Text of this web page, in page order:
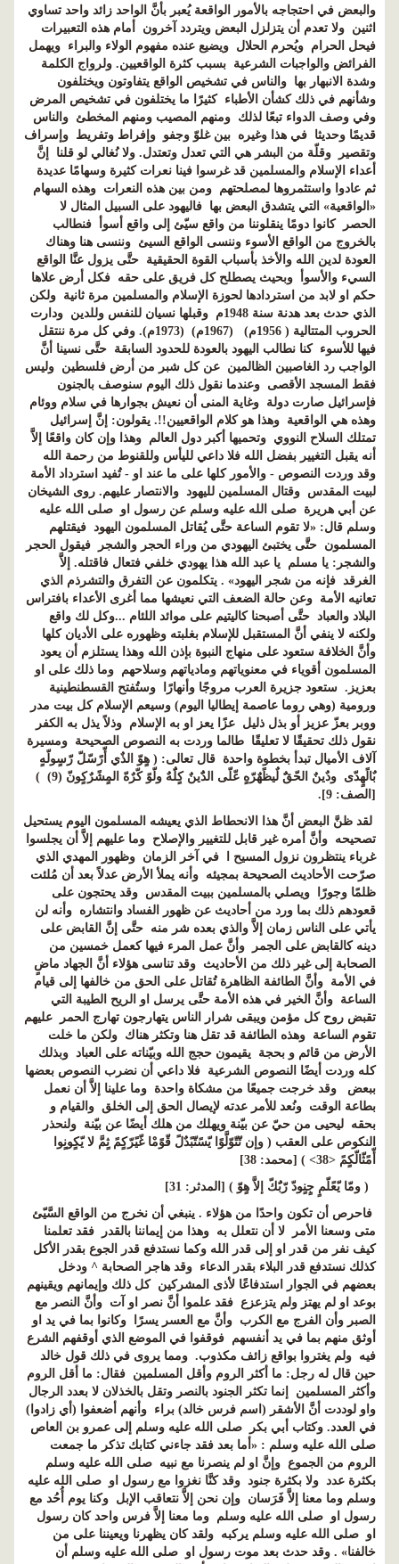
والبعض في احتجاجه بالأمور الواقعة يُعبر بأنَّ الواحد زائد واحد تساوي
اثنين ولا تعدم أن يتزلزل البعض ويتردد آخرون أمام هذه التعبيرات
فيحل الحرام ويُحرم الحلال ويضيع عنده مفهوم الولاء والبراء ويهمل
الفرائض والواجبات الشرعية بسبب كثرة الواقعيين. ولرواج الكلمة
وشدة الانبهار بها والناس في تشخيص الواقع يتفاوتون ويختلفون
وشأنهم في ذلك كشأن الأطباء كثيرًا ما يختلفون في تشخيص المرض
وفي وصف الدواء تبعًا لذلك ومنهم المصيب ومنهم المخطئ والناس
قديمًا وحديثا في هذا وغيره بين غلوّ وجفو وإفراط وتفريط وإسراف
وتقصير وقلّة من البشر هي التي تعدل وتعتدل. ولا نُغالي لو قلنا إنَّ
أعداء الإسلام والمسلمين قد غرسوا فينا نعرات كثيرة وسهامًا عديدة
ثم عادوا واستثمروها لمصلحتهم ومن بين هذه النعرات وهذه السهام
«الواقعية» التي يتشدق البعض بها فاليهود على السبيل المثال لا
الحصر كانوا دومًا ينقلوننا من واقع سيّئ إلى واقع أسوأ فنطالب
بالخروج من الواقع الأسوء وننسى الواقع السيئ وننسى هنا وهناك
العودة لدين الله والأخذ بأسباب القوة الحقيقية حتَّى يزول عنَّا الواقع
السيء والأسوأ وبحيث يصطلح كل فريق على حقه فكل أرض علاها
حكم او لابد من استردادها لحوزة الإسلام والمسلمين مرة ثانية ولكن
الذي حدث بعد هدنة سنة 1948م وقبلها نسيان للنفس وللدين ودارت
الحروب المتتالية ( 1956م) (1967م) (1973م). وفي كل مرة ننتقل
فيها للأسوء كنا نطالب اليهود بالعودة للحدود السابقة حتَّى نسينا أنَّ
الواجب رد الغاصبين الظالمين عن كل شبر من أرض فلسطين وليس
فقط المسجد الأقصى وعندما نقول ذلك اليوم سنوصف بالجنون
فإسرائيل صارت دولة وغاية المنى أن نعيش بجوارها في سلام ووئام
وهذه هي الواقعية وهذا هو كلام الواقعيين!!. يقولون: إنَّ إسرائيل
تمتلك السلاح النووي وتحميها أكبر دول العالم وهذا وإن كان واقعًا إلاَّ
أنه يقبل التغيير بفضل الله فلا داعي لليأس وللقنوط من رحمة الله
وقد وردت النصوص - والأمور كلها على ما عند او - تُفيد استرداد الأمة
لبيت المقدس وقتال المسلمين لليهود والانتصار عليهم. روى الشيخان
عن أبي هريرة صلى الله عليه وسلم عن رسول او صلى الله عليه
وسلم قال: «لا تقوم الساعة حتَّى يُقاتل المسلمون اليهود فيقتلهم
المسلمون حتَّى يختبئ اليهودي من وراء الحجر والشجر فيقول الحجر
والشجر: يا مسلم يا عبد الله هذا يهودي خلفي فتعال فاقتله. إلاَّ
الغرقد فإنه من شجر اليهود» . يتكلمون عن التفرق والتشرذم الذي
تعانيه الأمة وعن حالة الضعف التي نعيشها مما أغرى الأعداء بافتراس
البلاد والعباد حتَّى أصبحنا كاليتيم على موائد اللئام ...وكل لك واقع
ولكنه لا ينفي أنَّ المستقبل للإسلام بغلبته وظهوره على الأديان كلها
وأنَّ الخلافة ستعود على منهاج النبوة بإذن الله وهذا يستلزم أن يعود
المسلمون أقوياء في معنوياتهم ومادياتهم وسلاحهم وما ذلك على او
بعزيز. ستعود جزيرة العرب مروجًا وأنهارًا وستُفتح القسطنطينية
ورومية (وهي روما عاصمة إيطاليا اليوم) وسيعم الإسلام كل بيت مدر
ووبر بعزّ عزيز أو بذل ذليل عزًا يعز او به الإسلام وذلاً يذل به الكفر
نقول ذلك تحقيقًا لا تعليقًا طالما وردت به النصوص الصحيحة ومسيرة
آلاف الأميال تبدأ بخطوة واحدة قال تعالى: ( هٍوّ الذٌي أّرًسّلّ رّسٍولّهٍ
بٌالًهٍدّى ودٌينٌ الحّقٌَ لٌيظًهٌرّهٍ عّلّى الدٌَينٌ كٍلٌَهٌ ولّوً كّرٌهّ المٍشًرٌكٍونّ (9) )
[الصف: 9].
لقد ظنَّ البعض أنَّ هذا الانحطاط الذي يعيشه المسلمون اليوم يستحيل
تصحيحه وأنَّ أمره غير قابل للتغيير والإصلاح وما عليهم إلاَّ أن يجلسوا
غرباء ينتظرون نزول المسيح ا في آخر الزمان وظهور المهدي الذي
صرّحت الأحاديث الصحيحة بمجيئه وأنه يملأ الأرض عدلاً بعد أن مُلئت
ظلمًا وجورًا ويصلي بالمسلمين ببيت المقدس وقد يحتجون على
قعودهم ذلك بما ورد من أحاديث عن ظهور الفساد وانتشاره وأنه لن
يأتي على الناس زمان إلاَّ والذي بعده شر منه حتَّى إنَّ القابض على
دينه كالقابض على الجمر وأنَّ عمل المرء فيها كعمل خمسين من
الصحابة إلى غير ذلك من الأحاديث وقد تناسى هؤلاء أنَّ الجهاد ماضٍ
في الأمة وأنَّ الطائفة الظاهرة تُقاتل على الحق من خالفها إلى قيام
الساعة وأنَّ الخير في هذه الأمة حتَّى يرسل او الريح الطيبة التي
تقبض روح كل مؤمن ويبقى شرار الناس يتهارجون تهارج الحمر عليهم
تقوم الساعة وهذه الطائفة قد تقل هنا وتكثر هناك ولكن ما خلت
الأرض من قائم و بحجة يقيمون حجج الله وبيّناته على العباد وبذلك
كله وردت أيضًا النصوص الشرعية فلا داعي أن نضرب النصوص بعضها
ببعض وقد خرجت جميعًا من مشكاة واحدة وما علينا إلاَّ أن نعمل
بطاعة الوقت ونُعد للأمر عدته لإيصال الحق إلى الخلق والقيام و
بحقه ليحيى من حيّ عن بيّنة ويهلك من هلك أيضًا عن بيّنة ولنحذر
النكوص على العقب ( وإن تّتّوّلَّوًا يّسًتّبًدٌلً قّوًمْا غّيًرّكٍمً ثٍمَّ لا يّكٍونٍوا
أّمًثّالّكٍمً <38> ) [محمد: 38]
( ومّا يّعًلّمٍ جٍنٍودّ رّبٌَكّ إلاَّ هٍوّ ) [المدثر: 31]
فاحرص أن تكون واحدًا من هؤلاء . ينبغي أن نخرج من الواقع السَّيّئ
متى وسعنا الأمر لا أن نتعلل به وهذا من إيماننا بالقدر فقد تعلمنا
كيف نفر من قدر او إلى قدر الله وكما نستدفع قدر الجوع بقدر الأكل
كذلك نستدفع قدر البلاء بقدر الدعاء وقد هاجر الصحابة ^ ودخل
بعضهم في الجوار استدفاعًا لأذى المشركين كل ذلك وإيمانهم ويقينهم
بوعد او لم يهتز ولم يتزعزع فقد علموا أنَّ نصر او آت وأنَّ النصر مع
الصبر وأن الفرج مع الكرب وأنَّ مع العسر يسرًا وكانوا بما في يد او
أوثق منهم بما في يد أنفسهم فوقفوا في الموضع الذي أوقفهم الشرع
فيه ولم يغتروا بواقع زائف مكذوب. ومما يروى في ذلك قول خالد
حين قال له رجل: ما أكثر الروم وأقل المسلمين فقال: ما أقل الروم
وأكثر المسلمين إنما تكثر الجنود بالنصر وتقل بالخذلان لا بعدد الرجال
واو لوددت أنَّ الأشقر (اسم فرس خالد) براء وأنهم أضعفوا (أي زادوا)
في العدد. وكتاب أبي بكر صلى الله عليه وسلم إلى عمرو بن العاص
صلى الله عليه وسلم : «أما بعد فقد جاءني كتابك تذكر ما جمعت
الروم من الجموع وإنَّ او لم ينصرنا مع نبيه صلى الله عليه وسلم
بكثرة عدد ولا بكثرة جنود وقد كنَّا نغزوا مع رسول او صلى الله عليه
وسلم وما معنا إلاَّ فَرَسان وإن نحن إلاَّ نتعاقب الإبل وكنا يوم أُحُد مع
رسول او صلى الله عليه وسلم وما معنا إلاَّ فرس واحد كان رسول
او صلى الله عليه وسلم يركبه ولقد كان يظهرنا ويعيننا على من
خالفنا» . وقد حدث بعد موت رسول او صلى الله عليه وسلم أن